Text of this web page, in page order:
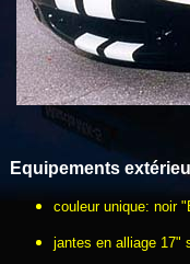
Equipements
couleur unique: noir
jantes en alliage 17"